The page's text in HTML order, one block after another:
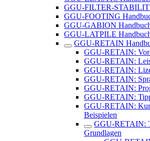
GGU-FILTER-
GGU-FOOTING
GGU-GABION
GGU-LATPILE
GGU-RETAIN
GGU-RETAIN:
GGU-RETAIN:
GGU-RETAIN:
GGU-RETAIN:
GGU-RETAIN:
GGU-RETAIN:
GGU-RETAIN:
Beispielen
GGU-RETAIN:
Grundlagen